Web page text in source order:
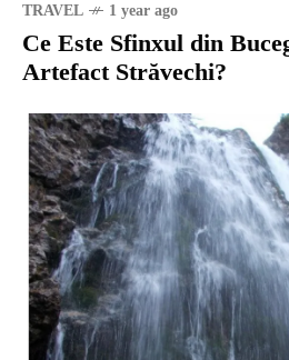
TRAVEL 1 year ago
Ce Este Sfinxul din
Artefact Străvechi?